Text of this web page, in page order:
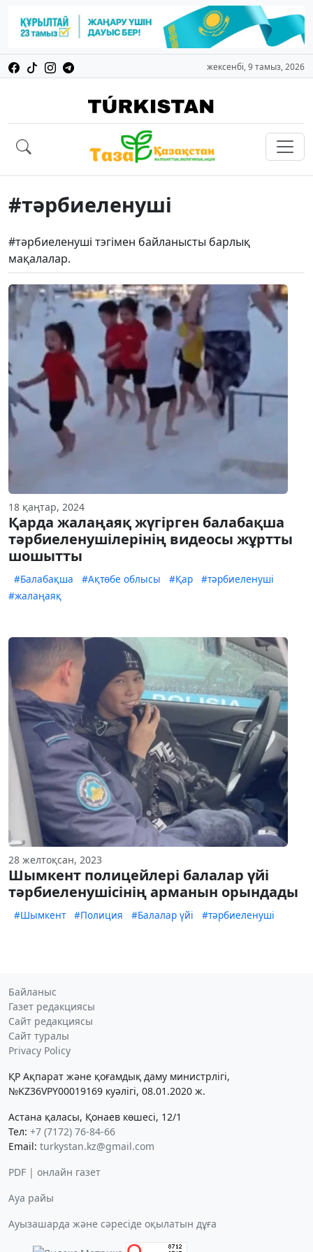
жексенбі, 9 тамыз, 2026
#тәрбиеленуші
#тәрбиеленуші тэгімен байланысты барлық
мақалалар.
18 қаңтар, 2024
Қарда жалаңаяқ жүгірген балабақша
тәрбиеленушілерінің видеосы жұртты
шошытты
#Балабақша #Ақтөбе облысы #Қар
#тәрбиеленуші
#жалаңаяқ
28 желтоқсан, 2023
Шымкент полицейлері балалар үйі
тәрбиеленушісінің арманын орындады
#Шымкент #Полиция #Балалар үйі #тәрбиеленуші
Байланыс
Газет редакциясы
Сайт редакциясы
Сайт туралы
Privacy Policy
ҚР Ақпарат және қоғамдық даму министрлігі,
№KZ36VPY00019169 куәлігі, 08.01.2020 ж.
Астана қаласы, Қонаев көшесі, 12/1
Тел: +7 (7172) 76-84-66
Email: turkystan.kz@gmail.com
PDF | онлайн газет
Ауа райы
Ауызашарда және сәресіде оқылатын дұға